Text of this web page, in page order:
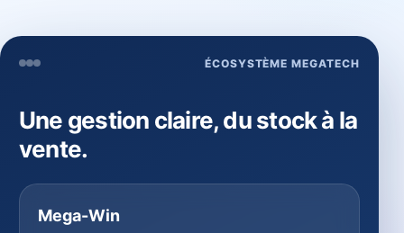
ÉCOSYSTÈME MEGATECH
Une gestion claire, du stock à la
vente.
Mega-Win